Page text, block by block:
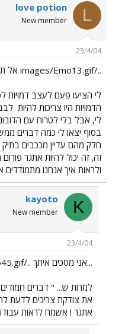
L
love potion
New member
23/4/04
../images/Emo13.gif אל תתנצל
לי הציעו פעם לעצב דמויות
הדמויות היו צריכות להיות
לי, אבל בלי לטרוח עם
בסוף יצאו לי כמה דברים
חלק מהם עדיין מככבים
זה, זה יכול להיות אתגר
ולראות איך אנחנו מתמודדים
K
kayoto
New member
23/4/04
...אני מסכים איתך ../images/Emo45.gif
למרות ש... " דברים
את צודקת צריכים לדעת
אתגר ! אשמח לראות